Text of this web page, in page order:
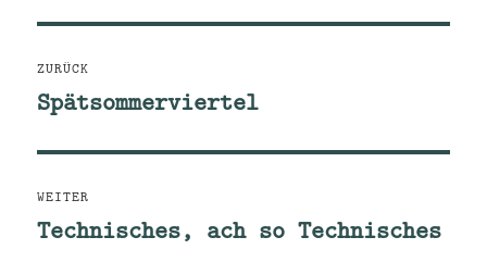
ZURÜCK
Vorheriger
Spätsommerviertel
WEITER
Nächster
Technisches, ach so Technisches